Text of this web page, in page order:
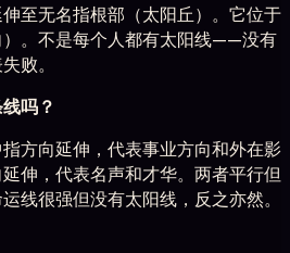
至无名指根部（太阳丘）。它位于
。不是每个人都有太阳线——没有
败。
吗？
方向延伸，代表事业方向和外在影
伸，代表名声和才华。两者平行但
线很强但没有太阳线，反之亦然。